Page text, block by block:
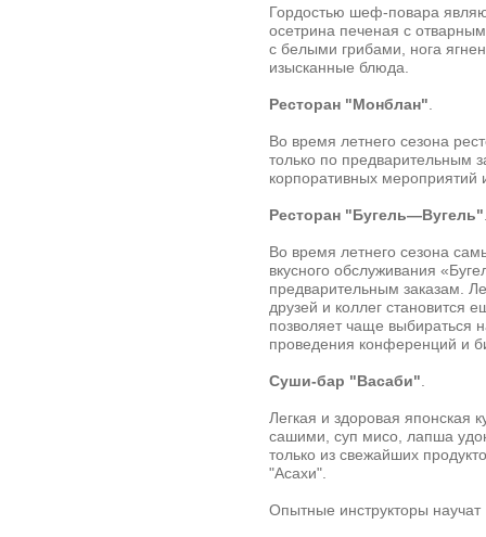
Гордостью шеф-повара
осетрина печеная с
с белыми грибами, нога
изысканные блюда.
Ресторан "Монблан"
Во время летнего сезона
только по предварительным
корпоративных мероприятий
Ресторан "Бугель—Вугель"
Во время летнего сезона
вкусного обслуживания
предварительным заказам.
друзей и коллег становится
позволяет чаще выбираться
проведения конференций и
Суши-бар "Васаби"
Легкая и здоровая японская
сашими, суп мисо, лапша
только из свежайших
"Асахи".
Опытные инструкторы